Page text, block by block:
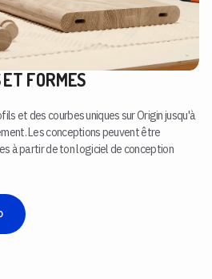
FORMES
et des courbes uniques sur Origin jusqu'à
Les conceptions peuvent être
à partir de ton logiciel de conception